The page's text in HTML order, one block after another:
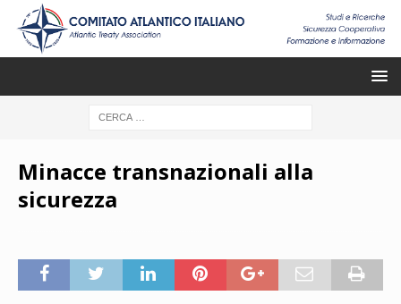
Minacce transnazionali alla
sicurezza